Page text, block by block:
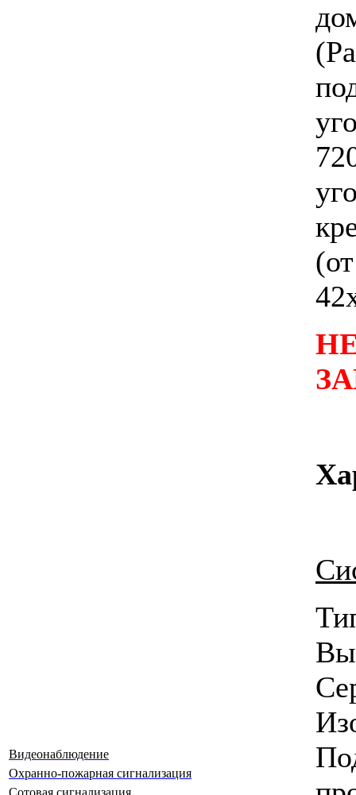
Видеонаблюдение
Охранно-пожарная сигнализация
Сотовая сигнализация